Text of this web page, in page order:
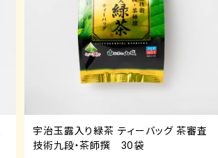
宇治玉露入り緑茶 ティーバッグ 茶審査
技術九段・茶師撰 30袋